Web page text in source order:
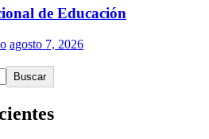
de Educación
agosto 7, 2026
Buscar